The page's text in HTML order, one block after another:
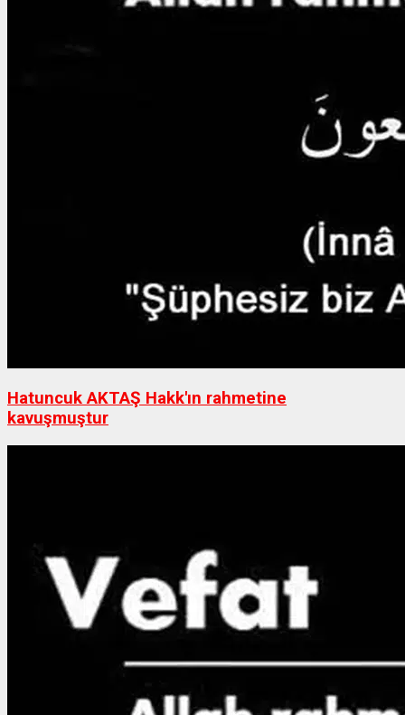
Hatuncuk AKTAŞ Hakk'ın rahmetine
kavuşmuştur